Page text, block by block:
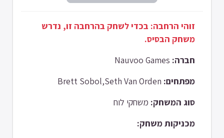
זוהי הרחבה: בכדי לשחק בהרחבה זו, נדרש
משחק הבסיס.
חברה:
מפתחים:
סוג המשחק: משחקי לוח
מכניקות משחק: